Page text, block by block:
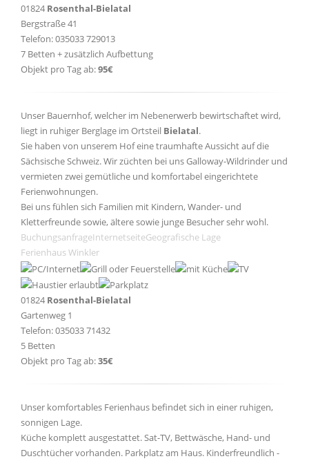
01824 Rosenthal-Bielatal
Bergstraße 41
Telefon: 035033 729013
7 Betten + zusätzlich Aufbettung
Objekt pro Tag ab:95€
Unser Bauernhof, welcher im Nebenerwerb bewirtschaftet wird,
liegt in ruhiger Berglage im Ortsteil Bielatal.
Sie haben von unserem Hof eine traumhafte Aussicht auf die
Sächsische Schweiz. Wir züchten bei uns Galloway-Wildrinder und
vermieten zwei gemütliche und komfortabel eingerichtete
Ferienwohnungen.
Bei uns fühlen sich Familien mit Kindern, Wander- und
Kletterfreunde sowie, ältere sowie junge Besucher sehr wohl.
BuchungsanfrageInternetseiteGeografische Lage
Ferienhaus Winkler
01824 Rosenthal-Bielatal
Gartenweg 1
Telefon: 035033 71432
5 Betten
Objekt pro Tag ab:35€
Unser komfortables Ferienhaus befindet sich in einer ruhigen,
sonnigen Lage.
Küche komplett ausgestattet. Sat-TV, Bettwäsche, Hand- und
Duschtücher vorhanden. Parkplatz am Haus. Kinderfreundlich -